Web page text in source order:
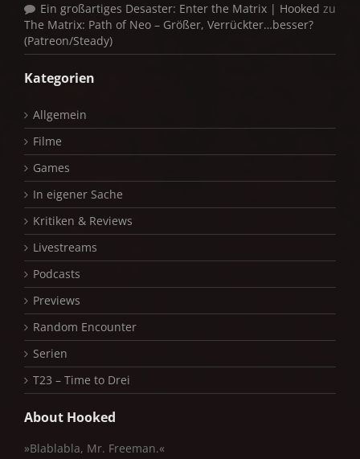
Ein großartiges Desaster: Enter the Matrix | Hooked zu
The Matrix: Path of Neo – Größer, Verrückter…besser?
(Patreon/Steady)
Kategorien
Allgemein
Filme
Games
In eigener Sache
Kritiken & Reviews
Livestreams
Podcasts
Previews
Random Encounter
Serien
T23 – Time to Drei
About Hooked
»Blablabla, Mr. Freeman.«